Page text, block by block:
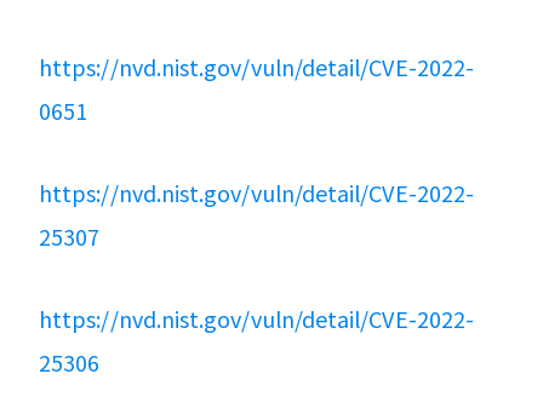
https://nvd.nist.gov/vuln/detail/CVE-2022-
0651
https://nvd.nist.gov/vuln/detail/CVE-2022-
25307
https://nvd.nist.gov/vuln/detail/CVE-2022-
25306